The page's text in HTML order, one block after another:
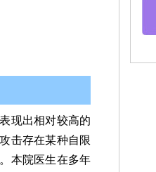
现出相对较高的
击存在某种自限
本院医生在多年